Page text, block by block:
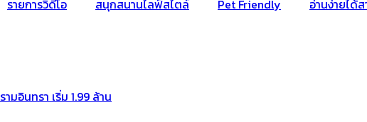
รายการวิดีโอ สนุกสนานไลฟ์สไตล์ Pet Friendly อ่านง่ายได้ส